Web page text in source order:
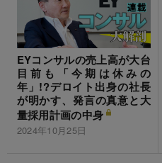
EYコンサルの売上高が大台
目前も「今期は休みの
年」!?デロイト出身の社長
が明かす、発言の真意と大
量採用計画の中身
2024年10月25日